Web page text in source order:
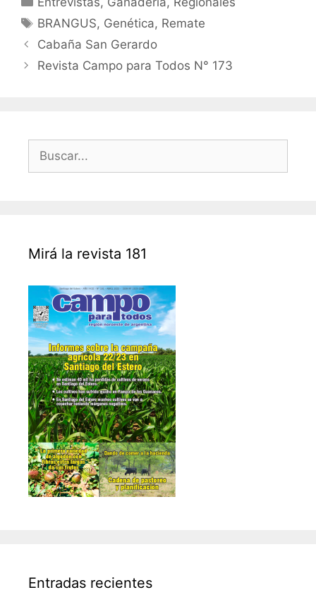
Etiquetas
BRANGUS, Genética, Remate
Navegación
de
Cabaña San Gerardo
Revista Campo para Todos N° 173
Mirá la revista 181
Entradas recientes